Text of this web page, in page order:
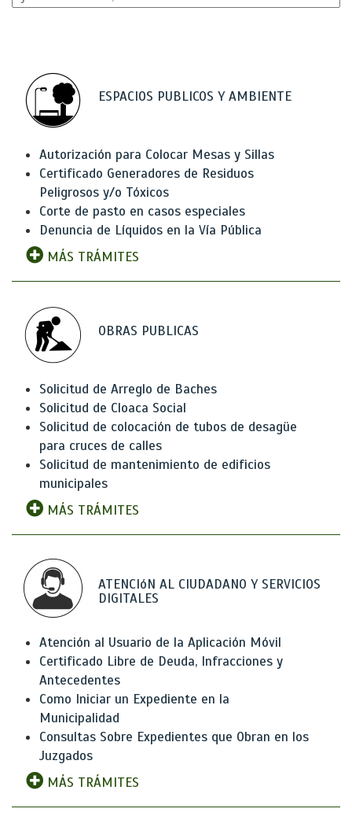
ESPACIOS PUBLICOS Y AMBIENTE
Autorización para Colocar Mesas y Sillas
Certificado Generadores de Residuos
Peligrosos y/o Tóxicos
Corte de pasto en casos especiales
Denuncia de Líquidos en la Vía Pública
MÁS TRÁMITES
OBRAS PUBLICAS
Solicitud de Arreglo de Baches
Solicitud de Cloaca Social
Solicitud de colocación de tubos de desagüe
para cruces de calles
Solicitud de mantenimiento de edificios
municipales
MÁS TRÁMITES
ATENCIóN AL CIUDADANO Y SERVICIOS
DIGITALES
Atención al Usuario de la Aplicación Móvil
Certificado Libre de Deuda, Infracciones y
Antecedentes
Como Iniciar un Expediente en la
Municipalidad
Consultas Sobre Expedientes que Obran en los
Juzgados
MÁS TRÁMITES